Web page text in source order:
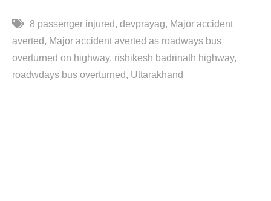
8 passenger injured devprayag
Major accident
averted
Major accident averted as roadways bus
overturned on highway rishikesh badrinath highway
roadwdays bus overturned
Uttarakhand